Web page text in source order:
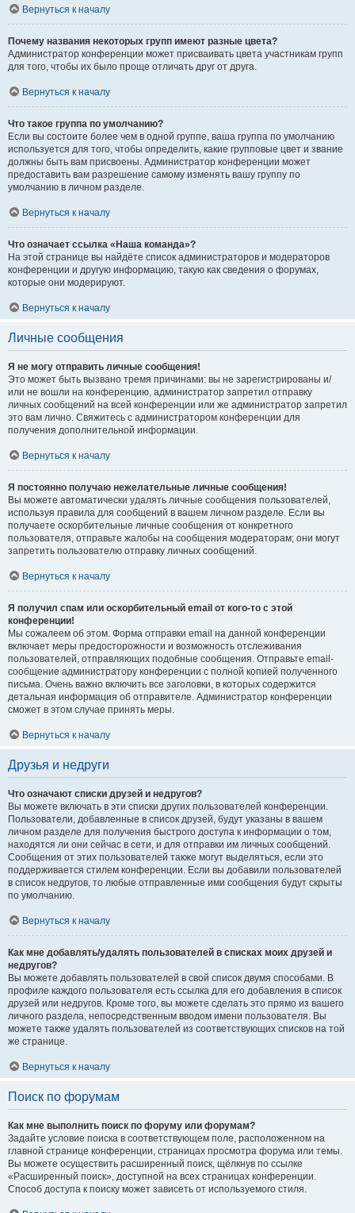
Вернуться к началу
Почему названия некоторых групп имеют разные цвета?
Администратор конференции может присваивать цвета участникам групп
для того, чтобы их было проще отличать друг от друга.
Вернуться к началу
Что такое группа по умолчанию?
Если вы состоите более чем в одной группе, ваша группа по умолчанию
используется для того, чтобы определить, какие групповые цвет и звание
должны быть вам присвоены. Администратор конференции может
предоставить вам разрешение самому изменять вашу группу по
умолчанию в личном разделе.
Вернуться к началу
Что означает ссылка «Наша команда»?
На этой странице вы найдёте список администраторов и модераторов
конференции и другую информацию, такую как сведения о форумах,
которые они модерируют.
Вернуться к началу
Личные сообщения
Я не могу отправить личные сообщения!
Это может быть вызвано тремя причинами: вы не зарегистрированы и/
или не вошли на конференцию, администратор запретил отправку
личных сообщений на всей конференции или же администратор запретил
это вам лично. Свяжитесь с администратором конференции для
получения дополнительной информации.
Вернуться к началу
Я постоянно получаю нежелательные личные сообщения!
Вы можете автоматически удалять личные сообщения пользователей,
используя правила для сообщений в вашем личном разделе. Если вы
получаете оскорбительные личные сообщения от конкретного
пользователя, отправьте жалобы на сообщения модераторам; они могут
запретить пользователю отправку личных сообщений.
Вернуться к началу
Я получил спам или оскорбительный email от кого-то с этой
конференции!
Мы сожалеем об этом. Форма отправки email на данной конференции
включает меры предосторожности и возможность отслеживания
пользователей, отправляющих подобные сообщения. Отправьте email-
сообщение администратору конференции с полной копией полученного
письма. Очень важно включить все заголовки, в которых содержится
детальная информация об отправителе. Администратор конференции
сможет в этом случае принять меры.
Вернуться к началу
Друзья и недруги
Что означают списки друзей и недругов?
Вы можете включать в эти списки других пользователей конференции.
Пользователи, добавленные в список друзей, будут указаны в вашем
личном разделе для получения быстрого доступа к информации о том,
находятся ли они сейчас в сети, и для отправки им личных сообщений.
Сообщения от этих пользователей также могут выделяться, если это
поддерживается стилем конференции. Если вы добавили пользователей
в список недругов, то любые отправленные ими сообщения будут скрыты
по умолчанию.
Вернуться к началу
Как мне добавлять/удалять пользователей в списках моих друзей и
недругов?
Вы можете добавлять пользователей в свой список двумя способами. В
профиле каждого пользователя есть ссылка для его добавления в список
друзей или недругов. Кроме того, вы можете сделать это прямо из вашего
личного раздела, непосредственным вводом имени пользователя. Вы
можете также удалять пользователей из соответствующих списков на той
же странице.
Вернуться к началу
Поиск по форумам
Как мне выполнить поиск по форуму или форумам?
Задайте условие поиска в соответствующем поле, расположенном на
главной странице конференции, страницах просмотра форума или темы.
Вы можете осуществить расширенный поиск, щёлкнув по ссылке
«Расширенный поиск», доступной на всех страницах конференции.
Способ доступа к поиску может зависеть от используемого стиля.